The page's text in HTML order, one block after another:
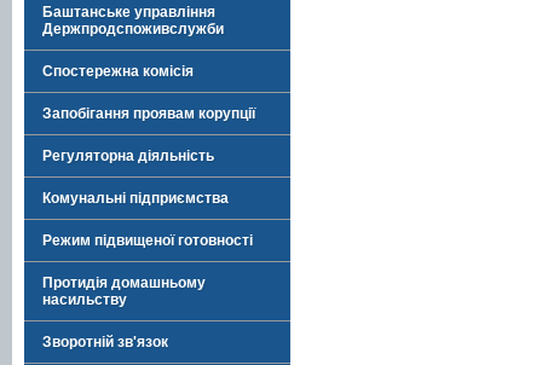
Баштанське управління
Держпродспоживслужби
Спостережна комісія
Запобігання проявам корупції
Регуляторна діяльність
Комунальні підприємства
Режим підвищеної готовності
Протидія домашньому
насильству
Зворотній зв'язок